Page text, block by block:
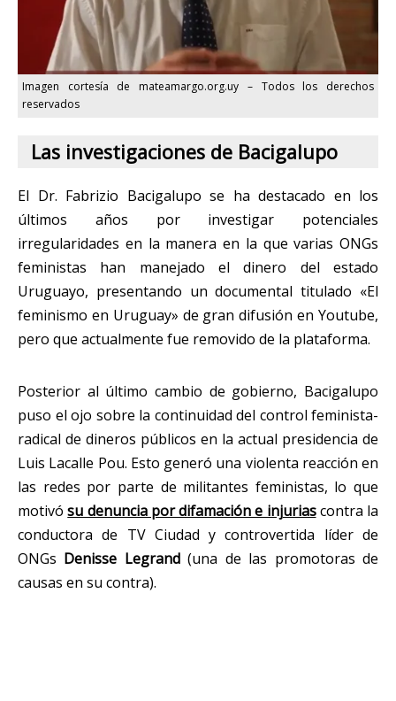
Imagen cortesía de mateamargo.org.uy – Todos los derechos
reservados
Las investigaciones de Bacigalupo
El Dr. Fabrizio Bacigalupo se ha destacado en los
últimos años por investigar potenciales
irregularidades en la manera en la que varias ONGs
feministas han manejado el dinero del estado
Uruguayo, presentando un documental titulado «El
feminismo en Uruguay» de gran difusión en Youtube,
pero que actualmente fue removido de la plataforma.
Posterior al último cambio de gobierno, Bacigalupo
puso el ojo sobre la continuidad del control feminista-
radical de dineros públicos en la actual presidencia de
Luis Lacalle Pou. Esto generó una violenta reacción en
las redes por parte de militantes feministas, lo que
motivósu denuncia por difamación e injuriascontra la
conductora de TV Ciudad y controvertida líder de
ONGs Denisse Legrand(una de las promotoras de
causas en su contra).